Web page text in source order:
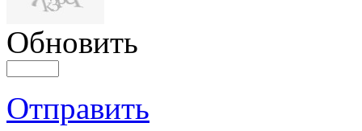
Обновить
Отправить